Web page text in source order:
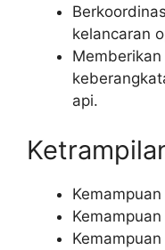
kelancaran
api.